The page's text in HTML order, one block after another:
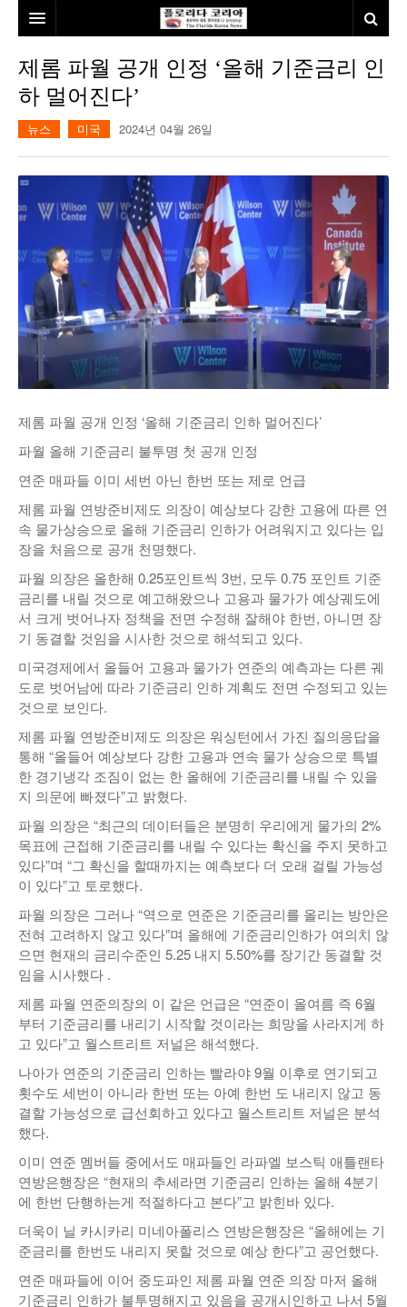
본사소개
뉴스
미국
발행인칼럼
이명덕칼럼
김선옥칼럼
김원동칼럼
건강
100인선/독자광장
100인선
독자광장
여행
인근여행지
놀이공원
낚시/비치
인터뷰/탐방
제롬 파월 공개 인정 ‘올해 기준금리 인
하 멀어진다’
뉴스 미국 2024년 04월 26일
제롬 파월 공개 인정 ‘올해 기준금리 인하 멀어진다’
파월 올해 기준금리 불투명 첫 공개 인정
연준 매파들 이미 세번 아닌 한번 또는 제로 언급
제롬 파월 연방준비제도 의장이 예상보다 강한 고용에 따른 연
속 물가상승으로 올해 기준금리 인하가 어려워지고 있다는 입
장을 처음으로 공개 천명했다.
파월 의장은 올한해 0.25포인트씩 3번, 모두 0.75 포인트 기준
금리를 내릴 것으로 예고해왔으나 고용과 물가가 예상궤도에
서 크게 벗어나자 정책을 전면 수정해 잘해야 한번, 아니면 장
기 동결할 것임을 시사한 것으로 해석되고 있다.
미국경제에서 올들어 고용과 물가가 연준의 예측과는 다른 궤
도로 벗어남에 따라 기준금리 인하 계획도 전면 수정되고 있는
것으로 보인다.
제롬 파월 연방준비제도 의장은 워싱턴에서 가진 질의응답을
통해 “올들어 예상보다 강한 고용과 연속 물가 상승으로 특별
한 경기냉각 조짐이 없는 한 올해에 기준금리를 내릴 수 있을
지 의문에 빠졌다”고 밝혔다.
파월 의장은 “최근의 데이터들은 분명히 우리에게 물가의 2%
목표에 근접해 기준금리를 내릴 수 있다는 확신을 주지 못하고
있다”며 “그 확신을 할때까지는 예측보다 더 오래 걸릴 가능성
이 있다”고 토로했다.
파월 의장은 그러나 “역으로 연준은 기준금리를 올리는 방안은
전혀 고려하지 않고 있다”며 올해에 기준금리인하가 여의치 않
으면 현재의 금리수준인 5.25 내지 5.50%를 장기간 동결할 것
임을 시사했다 .
제롬 파월 연준의장의 이 같은 언급은 “연준이 올여름 즉 6월
부터 기준금리를 내리기 시작할 것이라는 희망을 사라지게 하
고 있다”고 월스트리트 저널은 해석했다.
나아가 연준의 기준금리 인하는 빨라야 9월 이후로 연기되고
횟수도 세번이 아니라 한번 또는 아예 한번 도 내리지 않고 동
결할 가능성으로 급선회하고 있다고 월스트리트 저널은 분석
했다.
이미 연준 멤버들 중에서도 매파들인 라파엘 보스틱 애틀랜타
연방은행장은 “현재의 추세라면 기준금리 인하는 올해 4분기
에 한번 단행하는게 적절하다고 본다”고 밝힌바 있다.
더욱이 닐 카시카리 미네아폴리스 연방은행장은 “올해에는 기
준금리를 한번도 내리지 못할 것으로 예상 한다”고 공언했다.
연준 매파들에 이어 중도파인 제롬 파월 연준 의장 마저 올해
기준금리 인하가 불투명해지고 있음을 공개시인하고 나서 5월